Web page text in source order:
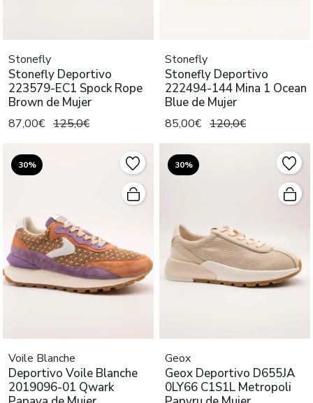
Stonefly
Stonefly Deportivo
223579-EC1 Spock Rope
Brown de Mujer
87,00€ 125,0€
Stonefly
Stonefly Deportivo
222494-144 Mina 1 Ocean
Blue de Mujer
85,00€ 120,0€
30%
Voile Blanche
Deportivo Voile Blanche
2019096-01 Qwark
30%
Geox
Geox Deportivo D655JA
0LY66 C1S1L Metropoli